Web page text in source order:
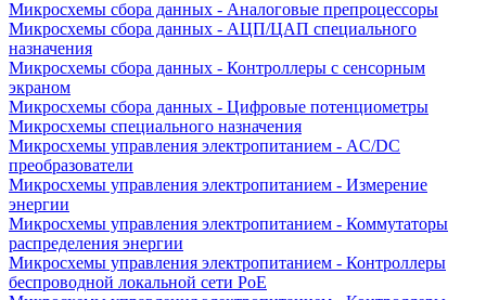
Микросхемы сбора данных - Аналоговые препроцессоры
Микросхемы сбора данных - АЦП/ЦАП специального
назначения
Микросхемы сбора данных - Контроллеры с сенсорным
экраном
Микросхемы сбора данных - Цифровые потенциометры
Микросхемы специального назначения
Микросхемы управления электропитанием - AC/DC
преобразователи
Микросхемы управления электропитанием - Измерение
энергии
Микросхемы управления электропитанием - Коммутаторы
распределения энергии
Микросхемы управления электропитанием - Контроллеры
беспроводной локальной сети PoE